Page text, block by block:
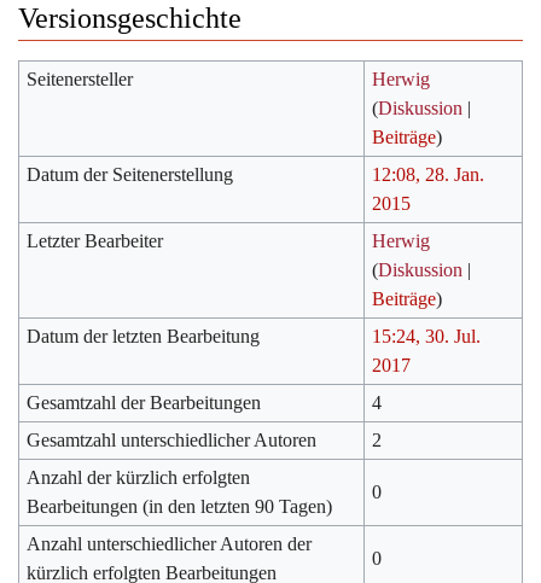
Versionsgeschichte
Seitenersteller
Herwig
(Diskussion |
Beiträge)
Datum der Seitenerstellung
12:08, 28. Jan.
2015
Letzter Bearbeiter
Herwig
(Diskussion |
Beiträge)
Datum der letzten Bearbeitung
15:24, 30. Jul.
2017
Gesamtzahl der Bearbeitungen
4
Gesamtzahl unterschiedlicher Autoren
2
Anzahl der kürzlich erfolgten
Bearbeitungen (in den letzten 90 Tagen)
0
Anzahl unterschiedlicher Autoren der
kürzlich erfolgten Bearbeitungen
0